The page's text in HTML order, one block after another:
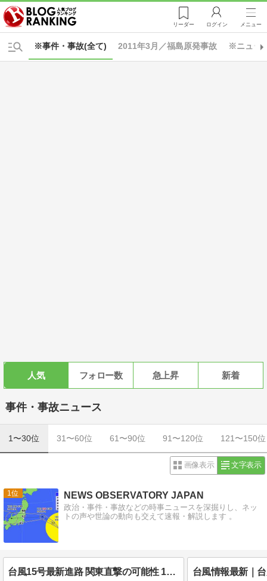
リーダー ログイン メニュー
※事件・事故(全て) ※ニュー
2011年3月／福島原発事故
人気 フォロー数 急上昇 新着
事件・事故ニュース
1〜30位 31〜60位 61〜90位 91〜120位 121〜150位
画像表示 文字表示
1 NEWS OBSERVATORY JAPAN
政治・事件・事故などの時事ニュースを深掘りし、ネッ
トの声や世論の動向も交えて速報・解説します 。
台風15号最新進路 関東直撃の可能性 11日夕方に水戸付近へ接近し東日本・東北で大雨警戒